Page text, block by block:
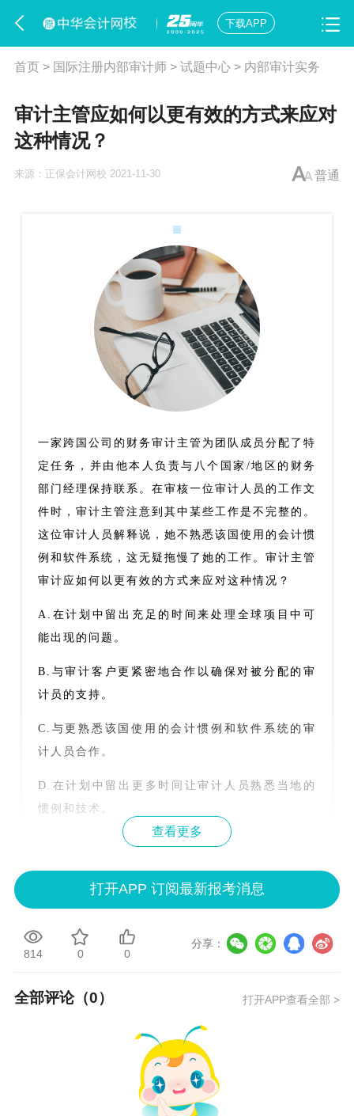
下载APP
首页> 国际注册内部审计师> 试题中心> 内部审计实务
审计主管应如何以更有效的方式来应对
这种情况？
普通
来源： 正保会计网校 2021-11-30
一家跨国公司的财务审计主管为团队成员分配了特
定任务，并由他本人负责与八个国家/地区的财务
部门经理保持联系。在审核一位审计人员的工作文
件时，审计主管注意到其中某些工作是不完整的。
这位审计人员解释说，她不熟悉该国使用的会计惯
例和软件系统，这无疑拖慢了她的工作。审计主管
审计应如何以更有效的方式来应对这种情况？
A.在计划中留出充足的时间来处理全球项目中可
能出现的问题。
B.与审计客户更紧密地合作以确保对被分配的审
计员的支持。
C.与更熟悉该国使用的会计惯例和软件系统的审
计人员合作。
D.在计划中留出更多时间让审计人员熟悉当地的
惯例和技术。
a.不正确。见题解c。
b.不正确。见题解c。
计划来避免这种情况。在这种情况下，应在分配任
务之前考虑审计团队成员的知识和技能。分配的审
计人员要和所分配得需求相一致，或者与更熟悉该
国惯例和技术的审计人员合作。其他建议不是有效
查看更多
打开APP 订阅最新报考消息
814 0 0
分享：
全部评论（0） 打开APP查看全部 >